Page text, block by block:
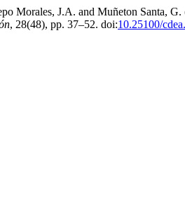
Morales, J.A. and Muñeton Santa,
, 28(48), pp. 37–52. doi:10.25100/